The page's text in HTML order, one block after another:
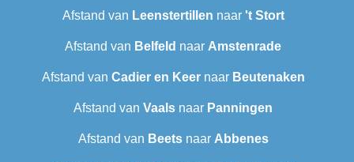
Afstand van Leenstertillen‎ naar 't Stort
Afstand van Belfeld naar Amstenrade
Afstand van Cadier en Keernaar Beutenaken
Afstand van Vaals naar Panningen
Afstand van Beetsnaar Abbenes